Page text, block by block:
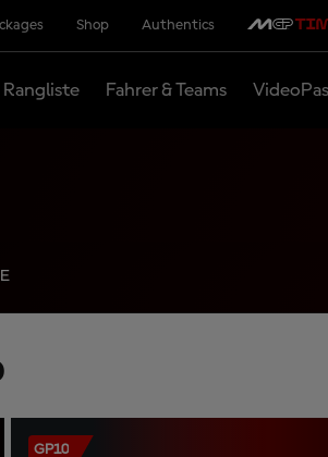
Shop Authentics
Rangliste Fahrer & Teams
GP10